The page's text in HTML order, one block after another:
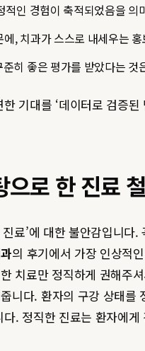
인 경험이 축적되었음을 의
, 치과가 스스로 내세우는
히 좋은 평가를 받았다는
기대를 ‘데이터로 검증
로 한 진료
료’에 대한 불안감입니
의 후기에서 가장 인상적
치료만 정직하게 권해
니다. 환자의 구강 상태
다. 정직한 진료는 환자에